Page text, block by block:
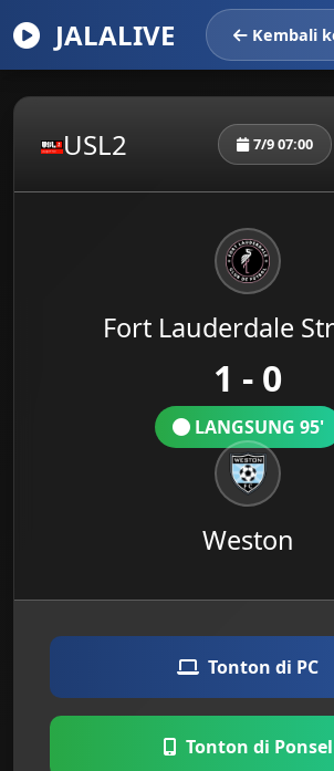
JALALIVE Kembali
USL2 7/9 07:00
Fort Lauderdale
1 - 0
LANGSUNG 95'
Weston
Tonton di PC
Tonton di Ponsel